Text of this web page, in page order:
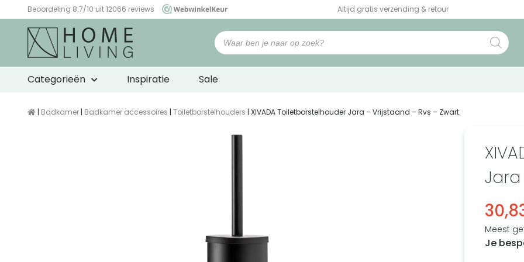
Beoordeling 8.7/10 uit 12066 reviews
WebwinkelKeur
Altijd gratis verzending & retour
Categorieën Inspiratie Sale
| Badkamer | Badkamer accessoires | Toiletborstelhouders | XIVADA Toiletborstelhouder Jara – Vrijstaand – Rvs – Zwart
Jara
Meest
Je